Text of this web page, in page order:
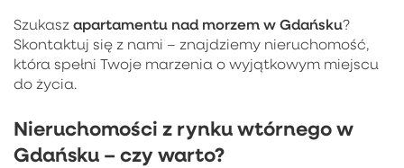
Szukasz apartamentu nad morzem w Gdańsku?
Skontaktuj się z nami – znajdziemy nieruchomość,
która spełni Twoje marzenia o wyjątkowym miejscu
do życia.
Nieruchomości z rynku wtórnego w
Gdańsku – czy warto?